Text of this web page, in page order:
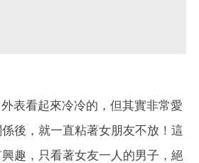
表看起來冷冷的，但其實非常愛
後，就一直粘著女朋友不放！這
趣，只看著女友一人的男子，絕